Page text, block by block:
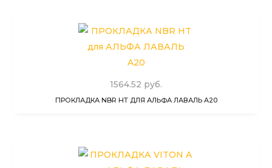
1564.52 руб.
ПРОКЛАДКА NBR HT ДЛЯ АЛЬФА ЛАВАЛЬ A20